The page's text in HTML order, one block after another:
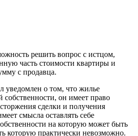
решить вопрос с истцом,
часть стоимости квартиры и
с продавца.
уведомлен о том, что жилье
собственности, он имеет право
сделки и получения
смысла оставлять себе
на которую может быть
которую практически невозможно.